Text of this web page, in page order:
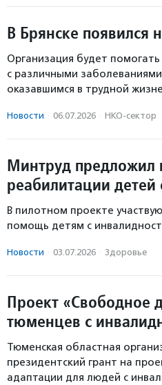
В Брянске
Организация будет
с различными
оказавшимся в трудной
Новости · 06.07.2026 · НКО-сектор
Минтруд предложил
реабилитации
В пилотном проекте
помощь детям с
Новости · 03.07.2026 · Здоровье
Проект «Свободное
тюменцев с
Тюменская областная
президентский грант на
адаптации для людей с